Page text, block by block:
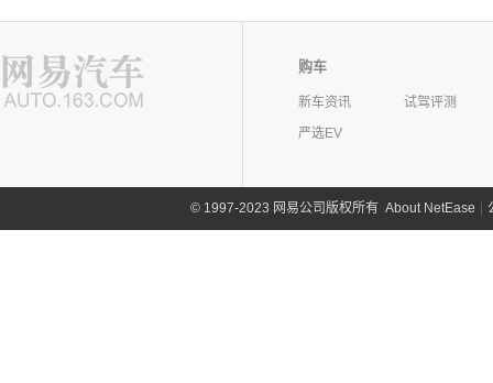
购车
新车资讯
试驾评测
严选EV
©1997-2023 网易公司版权所有 About NetEase